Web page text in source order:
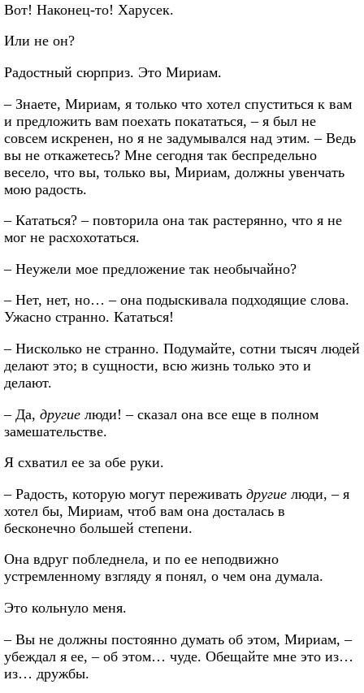
Вот! Наконец-то! Харусек.
Или не он?
Радостный сюрприз. Это Мириам.
– Знаете, Мириам, я только что хотел спуститься к вам
и предложить вам поехать покататься, – я был не
совсем искренен, но я не задумывался над этим. – Ведь
вы не откажетесь? Мне сегодня так беспредельно
весело, что вы, только вы, Мириам, должны увенчать
мою радость.
– Кататься? – повторила она так растерянно, что я не
мог не расхохотаться.
– Неужели мое предложение так необычайно?
– Нет, нет, но… – она подыскивала подходящие слова.
Ужасно странно. Кататься!
– Нисколько не странно. Подумайте, сотни тысяч людей
делают это; в сущности, всю жизнь только это и
делают.
– Да, другие люди! – сказал она все еще в полном
замешательстве.
Я схватил ее за обе руки.
– Радость, которую могут переживать другие люди, – я
хотел бы, Мириам, чтоб вам она досталась в
бесконечно большей степени.
Она вдруг побледнела, и по ее неподвижно
устремленному взгляду я понял, о чем она думала.
Это кольнуло меня.
– Вы не должны постоянно думать об этом, Мириам, –
убеждал я ее, – об этом… чуде. Обещайте мне это из…
из… дружбы.